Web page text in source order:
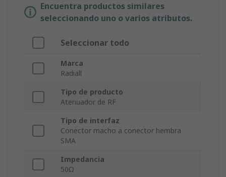
Encuentra productos similares
seleccionando uno o varios atributos.
Seleccionar todo
Marca
Radiall
Tipo de producto
Atenuador de RF
Tipo de interfaz
Conector macho a conector hembra
SMA
Impedancia
50Ω